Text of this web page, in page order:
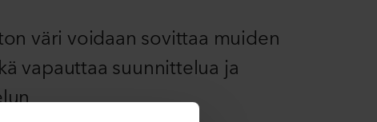
väri voidaan sovittaa muiden
vapauttaa suunnittelua ja